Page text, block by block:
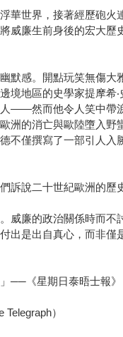
華世界，接著經歷砲
廉生前身後的宏大
默感。開點玩笑無傷
境地區的史學家提摩
——然而他令人笑中帶
洲的消亡與歐陸墮入
不僅撰寫了一部引人
訴說二十世紀歐洲的
威廉的政治關係時而
出是出自真心，而非
──《星期日泰晤士報》
）